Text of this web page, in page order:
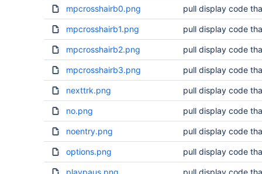
mpcrosshairb0.png pull display code
mpcrosshairb1.png pull display code
mpcrosshairb2.png pull display code
mpcrosshairb3.png pull display code
nexttrk.png pull display code
no.png pull display code
noentry.png pull display code
options.png pull display code
playpaus.png pull display code